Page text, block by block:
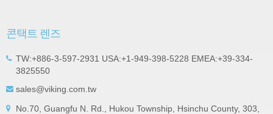
콘택트 렌즈
TW:+886-3-597-2931 USA:+1-949-398-5228 EMEA:+39-334-
3825550
sales@viking.com.tw
No.70, Guangfu N. Rd., Hukou Township, Hsinchu County, 303,